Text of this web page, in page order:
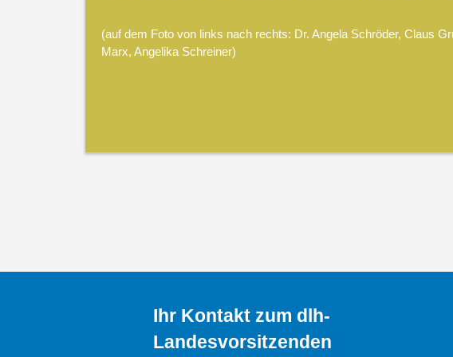
(auf dem Foto von links nach rechts: Dr. Angela Schröder, Claus
Marx, Angelika Schreiner)
Ihr Kontakt zum dlh-
Landesvorsitzenden